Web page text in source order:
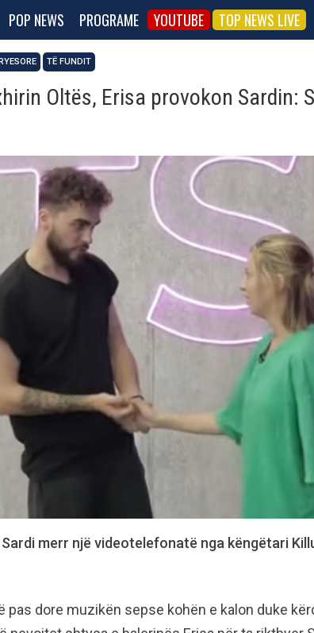
POP NEWS PROGRAME YOUTUBE TOP NEWS LIVE
TË FUNDIT
Oltës, Erisa provokon Sardin:
merr një videotelefonatë nga këngëtari
pas dore muzikën sepse kohën e kalon duke